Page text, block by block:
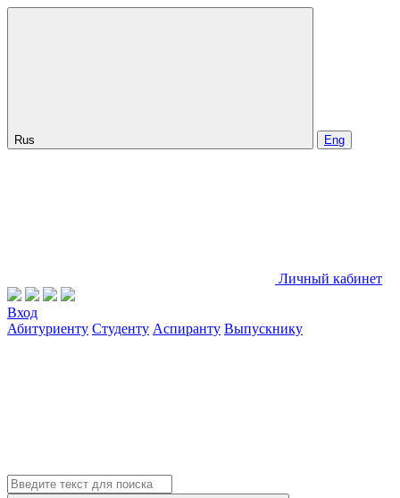
Rus Eng
Личный кабинет
Вход
Абитуриенту Студенту Аспиранту Выпускнику